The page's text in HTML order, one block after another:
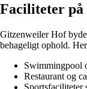
Faciliteter på
Gitzenweiler Hof
behageligt ophold.
Swimmingpool
Restaurant og
Sportsfaciliteter